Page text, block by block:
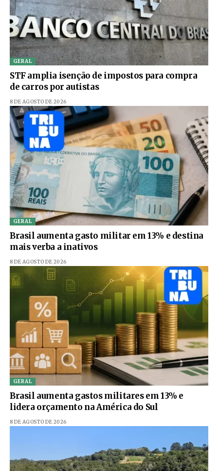
GERAL
STF amplia isenção de impostos para compra
de carros por autistas
8 DE AGOSTO DE 2026
GERAL
Brasil aumenta gasto militar em 13% e destina
mais verba a inativos
8 DE AGOSTO DE 2026
GERAL
Brasil aumenta gastos militares em 13% e
lidera orçamento na América do Sul
8 DE AGOSTO DE 2026